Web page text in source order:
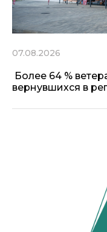
07.08.2026
Более 64 %
вернувшихся в